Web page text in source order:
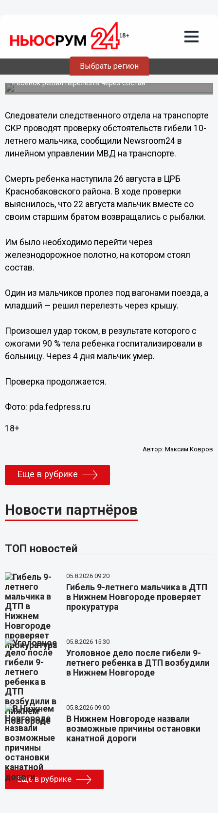
Выбрать регион
02.09.201313:35
10-летний мальчик погиб от удара
током в Нижегородской области
Ребенок решил перелезть через состав.
Следователи следственного отдела на транспорте
СКР проводят проверку обстоятельств гибели 10-
летнего мальчика, сообщили Newsroom24 в
линейном управлении МВД на транспорте.
Смерть ребенка наступила 26 августа в ЦРБ
Краснобаковского района. В ходе проверки
выяснилось, что 22 августа мальчик вместе со
своим старшим братом возвращались с рыбалки.
Им было необходимо перейти через
железнодорожное полотно, на котором стоял
состав.
Один из мальчиков пролез под вагонами поезда, а
младший — решил перелезть через крышу.
Произошел удар током, в результате которого с
ожогами 90 % тела ребенка госпитализировали в
больницу. Через 4 дня мальчик умер.
Проверка продолжается.
Фото: pda.fedpress.ru
18+
Автор:Максим Ковров
Еще в рубрике
Новости партнёров
ТОП новостей
05.8.2026 09:20
Гибель 9-летнего мальчика в ДТП
в Нижнем Новгороде проверяет
прокуратура
05.8.2026 15:30
Уголовное дело после гибели 9-
летнего ребенка в ДТП возбудили
в Нижнем Новгороде
05.8.2026 09:00
В Нижнем Новгороде назвали
возможные причины остановки
канатной дороги
Еще в рубрике